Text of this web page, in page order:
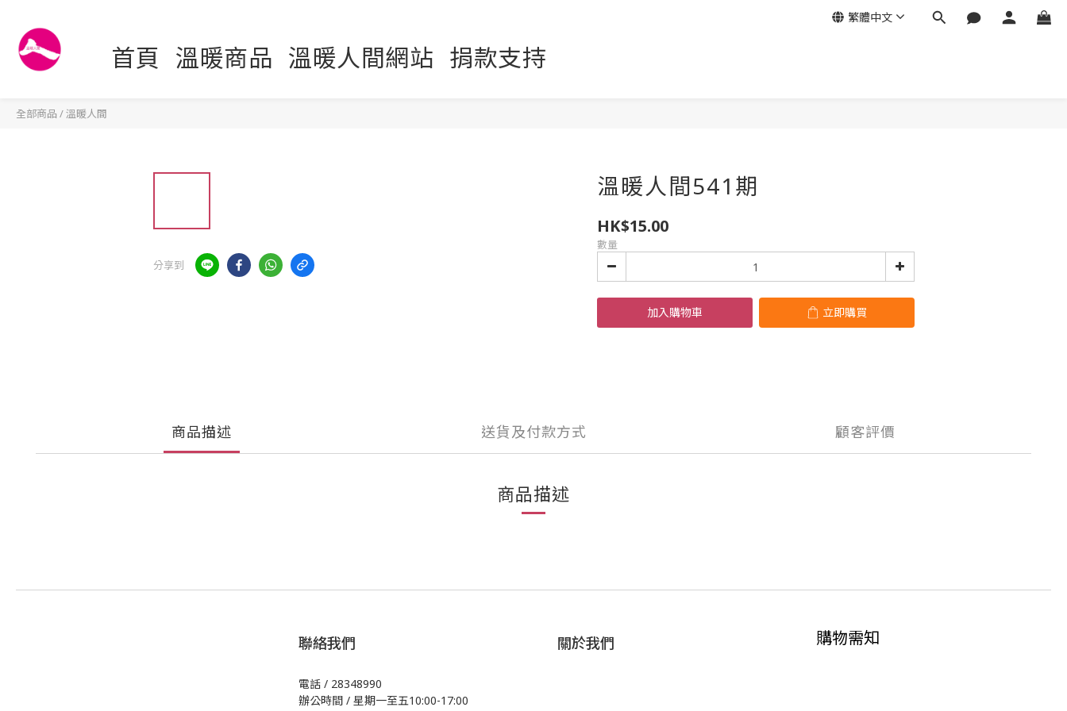
首頁 溫暖商品 溫暖人間網站 捐款支持
繁體中文
全部商品 /溫暖人間
分享到
溫暖人間541期
HK$15.00
數量
加入購物車 立即購買
商品描述 送貨及付款方式 顧客評價
商品描述
聯絡我們
電話 / 28348990
辦公時間 / 星期一至五10:00-17:00
關於我們 購物需知